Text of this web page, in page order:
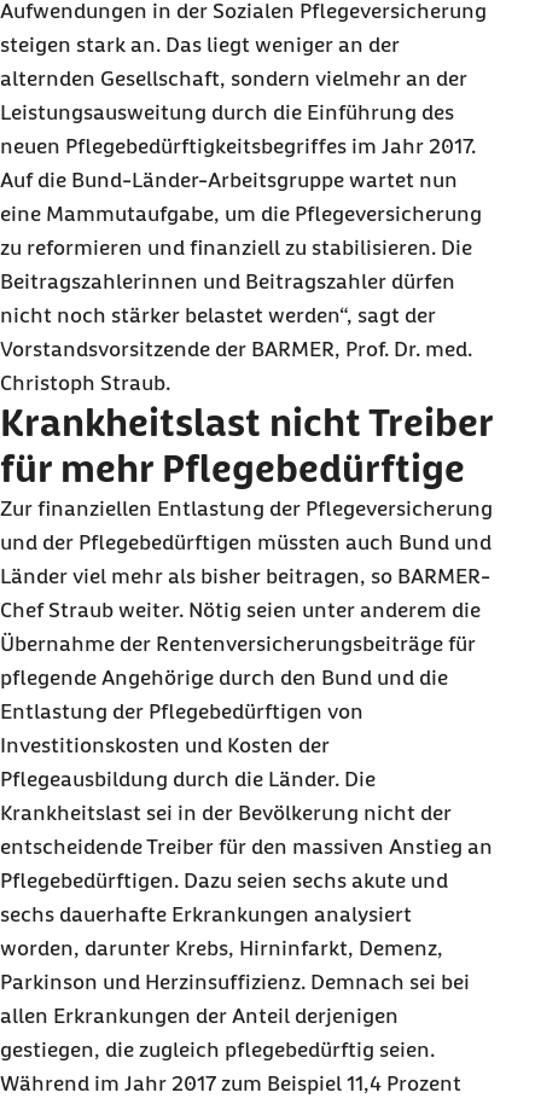
Aufwendungen in der Sozialen Pflegeversicherung
steigen stark an. Das liegt weniger an der
alternden Gesellschaft, sondern vielmehr an der
Leistungsausweitung durch die Einführung des
neuen Pflegebedürftigkeitsbegriffes im Jahr 2017.
Auf die Bund-Länder-Arbeitsgruppe wartet nun
eine Mammutaufgabe, um die Pflegeversicherung
zu reformieren und finanziell zu stabilisieren. Die
Beitragszahlerinnen und Beitragszahler dürfen
nicht noch stärker belastet werden“, sagt der
Vorstandsvorsitzende der BARMER, Prof. Dr. med.
Christoph Straub.
Krankheitslast nicht Treiber
für mehr Pflegebedürftige
Zur finanziellen Entlastung der Pflegeversicherung
und der Pflegebedürftigen müssten auch Bund und
Länder viel mehr als bisher beitragen, so BARMER-
Chef Straub weiter. Nötig seien unter anderem die
Übernahme der Rentenversicherungsbeiträge für
pflegende Angehörige durch den Bund und die
Entlastung der Pflegebedürftigen von
Investitionskosten und Kosten der
Pflegeausbildung durch die Länder. Die
Krankheitslast sei in der Bevölkerung nicht der
entscheidende Treiber für den massiven Anstieg an
Pflegebedürftigen. Dazu seien sechs akute und
sechs dauerhafte Erkrankungen analysiert
worden, darunter Krebs, Hirninfarkt, Demenz,
Parkinson und Herzinsuffizienz. Demnach sei bei
allen Erkrankungen der Anteil derjenigen
gestiegen, die zugleich pflegebedürftig seien.
Während im Jahr 2017 zum Beispiel 11,4 Prozent